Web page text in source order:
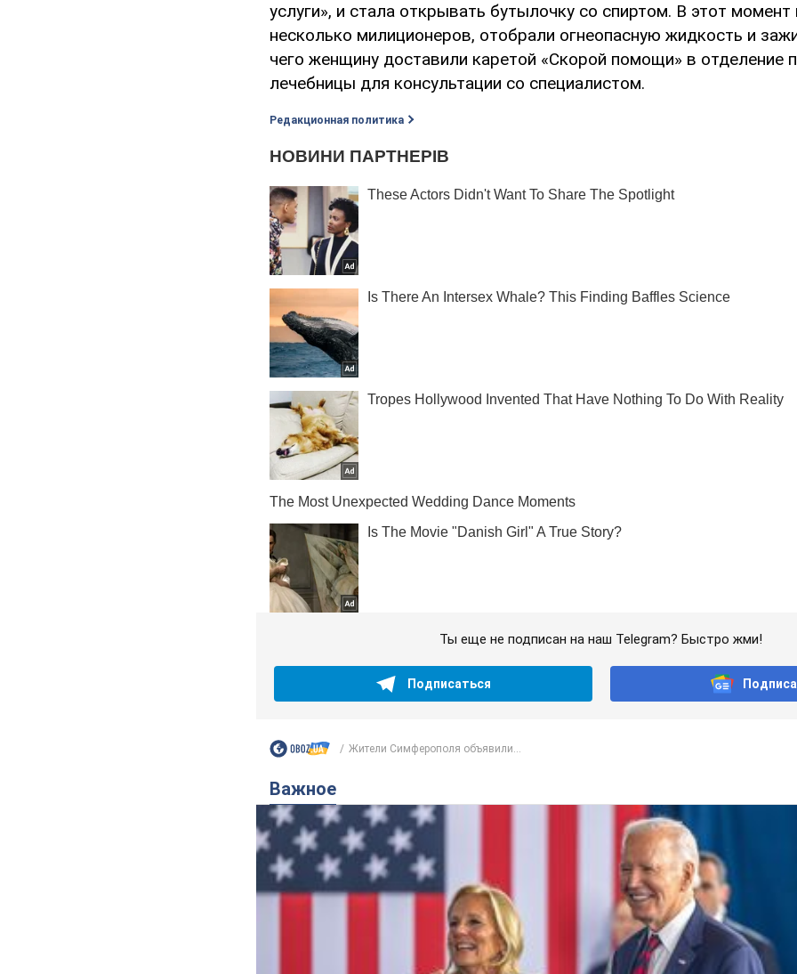
услуги», и стала открывать бутылочку со спиртом. В этот
несколько милиционеров, отобрали огнеопасную жидкость и
чего женщину доставили каретой «Скорой помощи» в отделение
лечебницы для консультации со специалистом.
Редакционная политика
Ты еще не подписан на наш Telegram? Быстро жми!
Подписаться
Жители Симферополя объявили...
Важное